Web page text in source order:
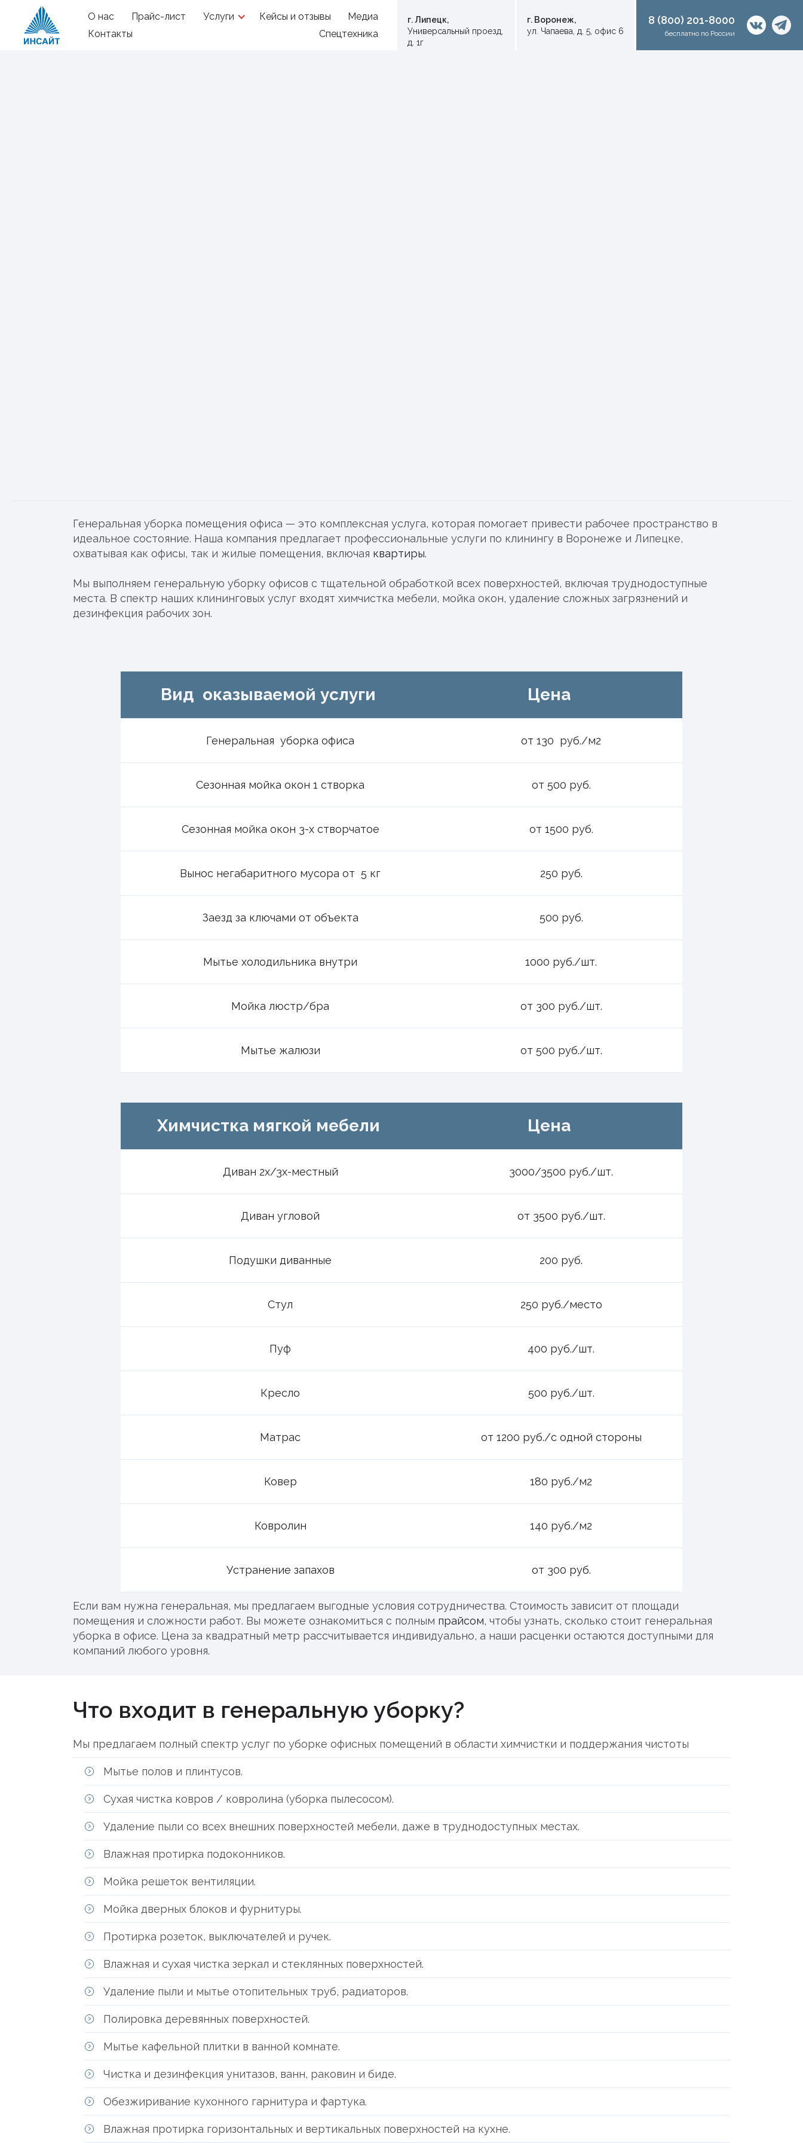
О нас Прайс-лист Услуги Кейсы и отзывы
Медиа
Контакты
Спецтехника
г. Липецк,
Универсальный проезд,
д. 1г
г. Воронеж,
ул. Чапаева, д. 5, офис 6
8 (800) 201-8000
бесплатно по России
Генеральная уборка помещения офиса — это комплексная услуга, которая помогает привести рабочее пространство в
идеальное состояние. Наша компания предлагает профессиональные услуги по клинингу в Воронеже и Липецке,
охватывая как офисы, так и жилые помещения, включая квартиры.
Мы выполняем генеральную уборку офисов с тщательной обработкой всех поверхностей, включая труднодоступные
места. В спектр наших клининговых услуг входят химчистка мебели, мойка окон, удаление сложных загрязнений и
дезинфекция рабочих зон.
Вид оказываемой услуги Цена
Генеральная уборка офиса от 130 руб./м2
Сезонная мойка окон 1 створка от 500 руб.
Сезонная мойка окон 3-х створчатое от 1500 руб.
Вынос негабаритного мусора от 5 кг 250 руб.
Заезд за ключами от объекта 500 руб.
Мытье холодильника внутри 1000 руб./шт.
Мойка люстр/бра от 300 руб./шт.
Мытье жалюзи от 500 руб./шт.
Химчистка мягкой мебели Цена
Диван 2х/3х-местный 3000/3500 руб./шт.
Диван угловой от 3500 руб./шт.
Подушки диванные 200 руб.
Стул 250 руб./место
Пуф 400 руб./шт.
Кресло 500 руб./шт.
Матрас от 1200 руб./с одной стороны
Ковер 180 руб./м2
Ковролин 140 руб./м2
Устранение запахов от 300 руб.
Если вам нужна генеральная, мы предлагаем выгодные условия сотрудничества. Стоимость зависит от площади
помещения и сложности работ. Вы можете ознакомиться с полным прайсом, чтобы узнать, сколько стоит генеральная
уборка в офисе. Цена за квадратный метр рассчитывается индивидуально, а наши расценки остаются доступными для
компаний любого уровня.
Что входит в генеральную уборку?
Мы предлагаем полный спектр услуг по уборке офисных помещений в области химчистки и поддержания чистоты
Мытье полов и плинтусов.
Сухая чистка ковров / ковролина (уборка пылесосом).
Удаление пыли со всех внешних поверхностей мебели, даже в труднодоступных местах.
Влажная протирка подоконников.
Мойка решеток вентиляции.
Мойка дверных блоков и фурнитуры.
Протирка розеток, выключателей и ручек.
Влажная и сухая чистка зеркал и стеклянных поверхностей.
Удаление пыли и мытье отопительных труб, радиаторов.
Полировка деревянных поверхностей.
Мытье кафельной плитки в ванной комнате.
Чистка и дезинфекция унитазов, ванн, раковин и биде.
Обезжиривание кухонного гарнитура и фартука.
Влажная протирка горизонтальных и вертикальных поверхностей на кухне.